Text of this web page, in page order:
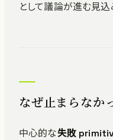
として議論が進む見込
なぜ止まらなか
中心的な失敗